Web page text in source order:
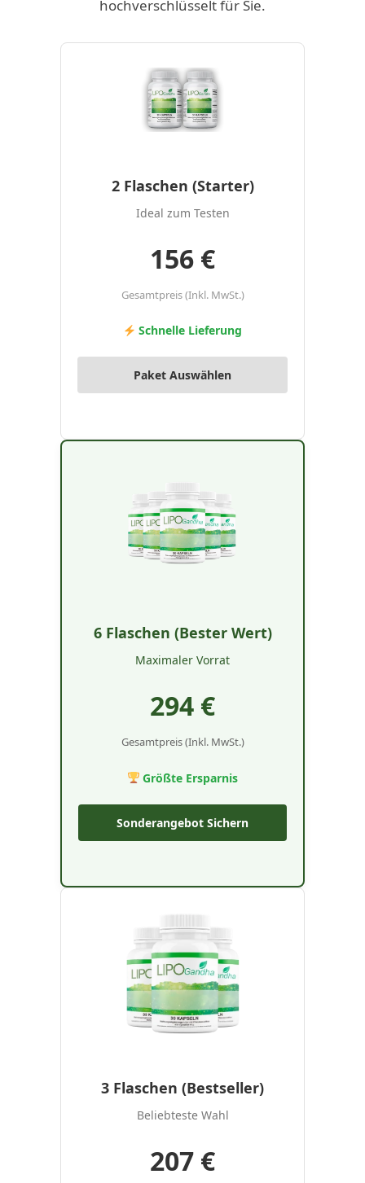
hochverschlüsselt für Sie.
2 Flaschen (Starter)
Ideal zum Testen
156 €
Gesamtpreis (Inkl. MwSt.)
Schnelle Lieferung
Paket Auswählen
6 Flaschen (Bester Wert)
Maximaler Vorrat
294 €
Gesamtpreis (Inkl. MwSt.)
Größte Ersparnis
Sonderangebot Sichern
3 Flaschen (Bestseller)
Beliebteste Wahl
207 €